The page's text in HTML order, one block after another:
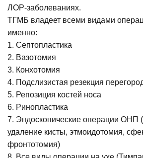
ЛОР-заболеваниях.
ТГМБ владеет всеми видами
именно:
1. Септопластика
2. Вазотомия
3. Конхотомия
4. Подслизистая резекция
5. Репозиция костей носа
6. Ринопластика
7. Эндоскопические операции ОНП
удаление кисты, этмоидотомия,
фронтотомия)